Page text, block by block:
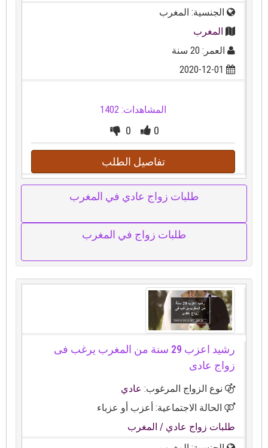
الجنسية: المغرب
المغرب
العمر: 20 سنة
2020-12-01
المشاهدات: 1402
0
0
تفاصيل الطلب
طلبات زواج عادي في المغرب
طلبات زواج في المغرب
رشيد اعزب 29 سنة من المغرب يرغب فى
زواج عادى
نوع الزواج المرغوب:عادي
الحالة الاجتماعية: أعزب أو عزباء
طلبات زواج عادي/ المغرب